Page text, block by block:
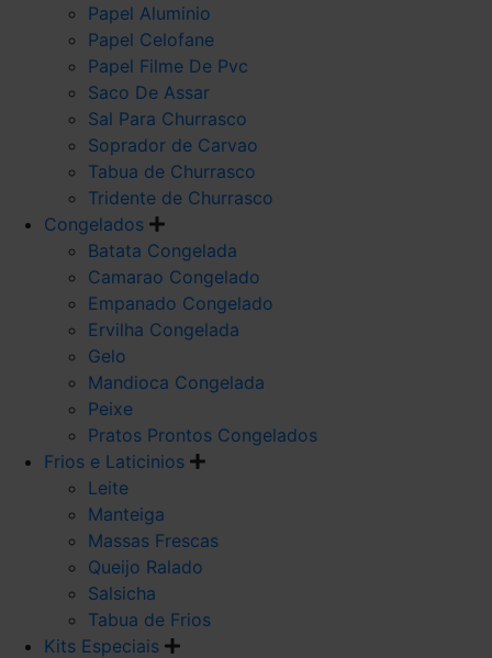
Papel Aluminio
Papel Celofane
Papel Filme De Pvc
Saco De Assar
Sal Para Churrasco
Soprador de Carvao
Tabua de Churrasco
Tridente de Churrasco
Congelados
Batata Congelada
Camarao Congelado
Empanado Congelado
Ervilha Congelada
Gelo
Mandioca Congelada
Peixe
Pratos Prontos Congelados
Frios e Laticinios
Leite
Manteiga
Massas Frescas
Queijo Ralado
Salsicha
Tabua de Frios
Kits Especiais